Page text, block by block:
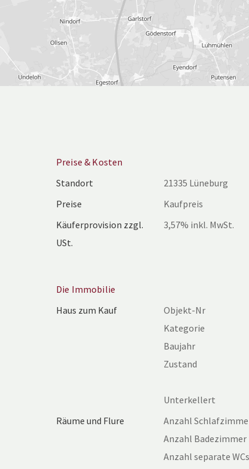
Preise & Kosten
Standort
21335 Lüneburg
Preise
Kaufpreis
Käuferprovision zzgl.
USt.
3,57% inkl. MwSt.
Die Immobilie
Haus zum Kauf
Objekt-Nr
Kategorie
Baujahr
Zustand
Unterkellert
Räume und Flure
Anzahl
Anzahl Badezimmer
Anzahl separate WCs